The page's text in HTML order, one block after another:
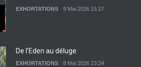
Lettre ouverte aux religieux
EXHORTATIONS 9 Mai 2026 15:27
De l’Eden au déluge
EXHORTATIONS 8 Mai 2026 23:24